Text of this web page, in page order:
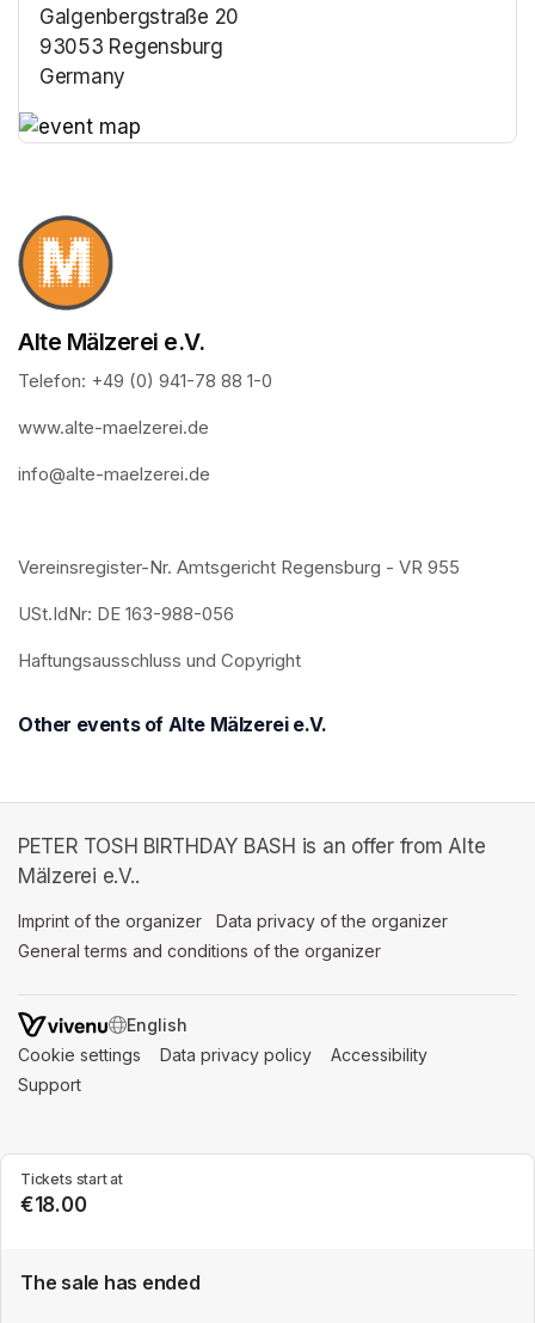
Galgenbergstraße 20
93053 Regensburg
Germany
Tickets start at
€18.00
The sale has ended
Alte Mälzerei e.V.
Telefon: +49 (0) 941-78 88 1-0
www.alte-maelzerei.de
info@alte-maelzerei.de
Vereinsregister-Nr. Amtsgericht Regensburg - VR 955
USt.IdNr: DE 163-988-056
Haftungsausschluss und Copyright
Other events of Alte Mälzerei e.V.
PETER TOSH BIRTHDAY BASH is an offer from Alte
Mälzerei e.V..
Imprint of the organizer (opens in a new tab)
Data privacy of the organizer
General terms and conditions of the organizer
SWITCH LANGUAGE
Cookie settings (opens in a new tab)
Data privacy policy (opens in a new tab)
Accessibility
Support